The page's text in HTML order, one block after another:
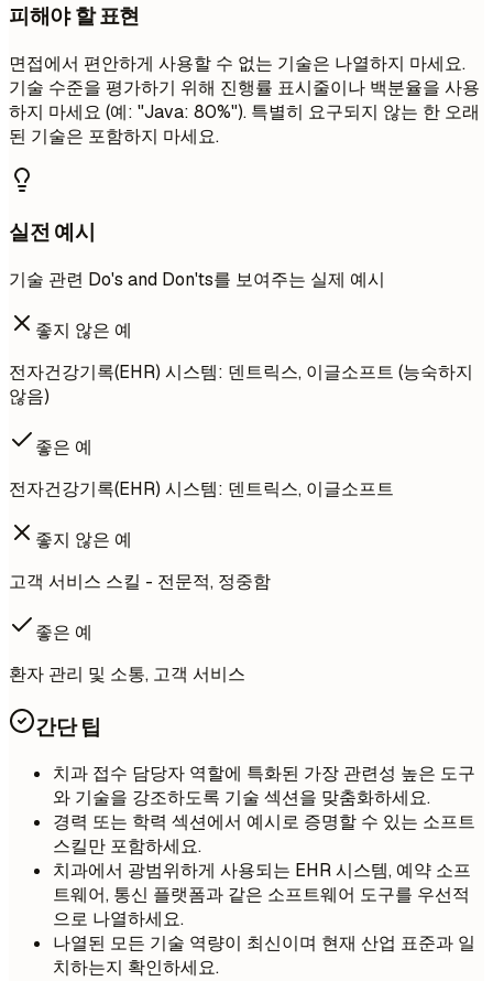
피해야 할 표현
면접에서 편안하게 사용할 수 없는 기술은 나열하지 마세요.
기술 수준을 평가하기 위해 진행률 표시줄이나 백분율을 사용
하지 마세요 (예: "Java: 80%"). 특별히 요구되지 않는 한 오래
된 기술은 포함하지 마세요.
실전 예시
기술 관련 Do's and Don'ts를 보여주는 실제 예시
좋지 않은 예
전자건강기록(EHR) 시스템: 덴트릭스, 이글소프트 (능숙하지
않음)
좋은 예
전자건강기록(EHR) 시스템: 덴트릭스, 이글소프트
좋지 않은 예
고객 서비스 스킬 - 전문적, 정중함
좋은 예
환자 관리 및 소통, 고객 서비스
간단 팁
치과 접수 담당자 역할에 특화된 가장 관련성 높은 도구
와 기술을 강조하도록 기술 섹션을 맞춤화하세요.
경력 또는 학력 섹션에서 예시로 증명할 수 있는 소프트
스킬만 포함하세요.
치과에서 광범위하게 사용되는 EHR 시스템, 예약 소프
트웨어, 통신 플랫폼과 같은 소프트웨어 도구를 우선적
으로 나열하세요.
나열된 모든 기술 역량이 최신이며 현재 산업 표준과 일
치하는지 확인하세요.